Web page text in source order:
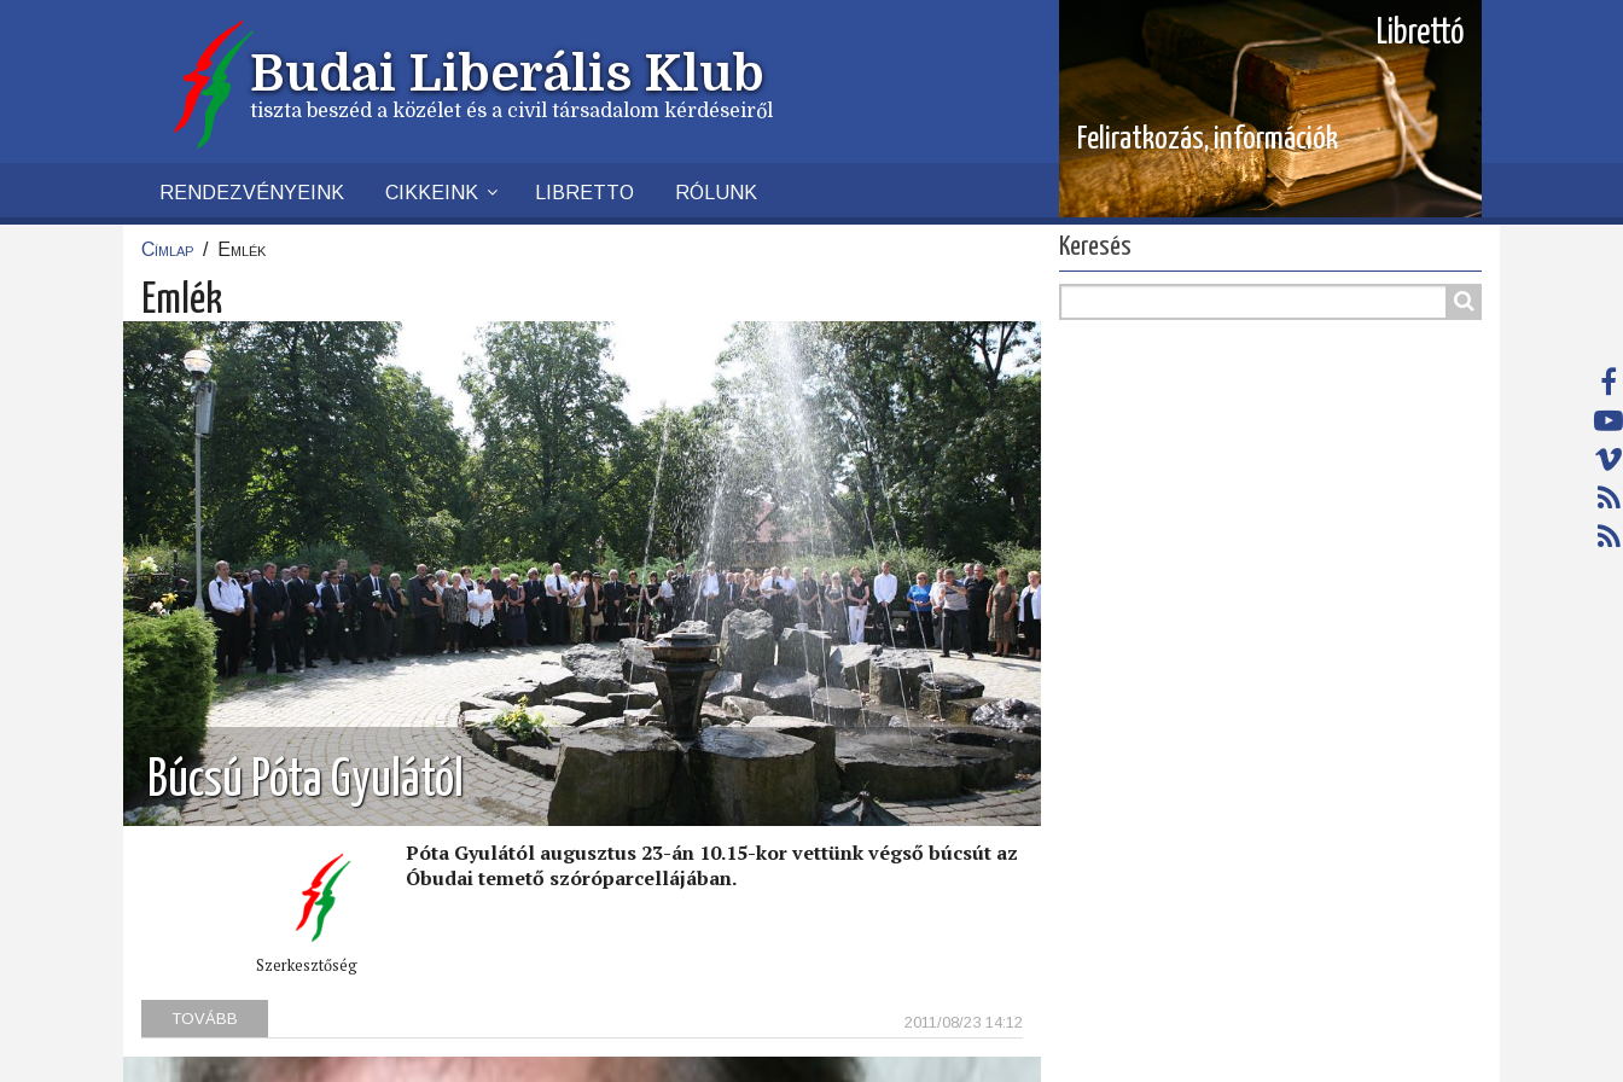
Budai Liberális Klub
tiszta beszéd a közélet és a civil társadalom kérdéseiről
Librettó
Feliratkozás, információk
RENDEZVÉNYEINK CIKKEINK LIBRETTO RÓLUNK
Címlap / Emlék
Emlék
Búcsú Póta Gyulától
Szerkesztőség
Póta Gyulától augusztus 23-án 10.15-kor vettünk végső búcsút az
Óbudai temető szóróparcellájában.
2011/08/23 14:12
TOVÁBB
PÓTA
GYULÁTÓL)
Keresés